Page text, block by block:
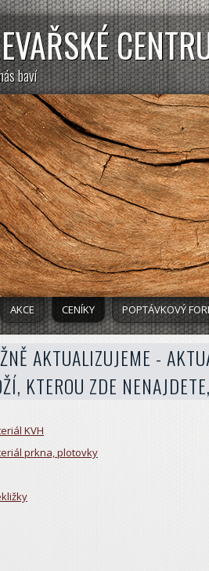
baví
AKCE CENÍKY POPTÁVKOVÝ
AKTUALIZUJEME -
KTEROU ZDE
KVH
prkna, plotovky